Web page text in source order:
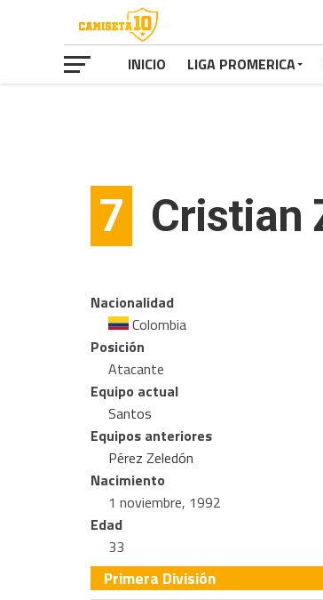
INICIO LIGA PROMERICA
7 Cristian
Nacionalidad
Colombia
Posición
Atacante
Equipo actual
Santos
Equipos anteriores
Pérez Zeledón
Nacimiento
1 noviembre, 1992
Edad
33
Primera División